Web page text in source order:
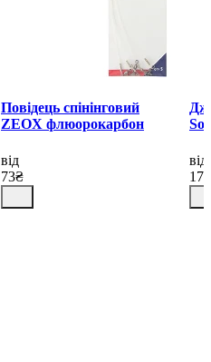
Повідець спінінговий
ZEOX флюорокарбон
від
73₴
від